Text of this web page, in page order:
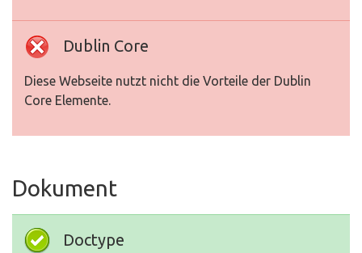
Dublin Core
Diese Webseite nutzt nicht die Vorteile der Dublin
Core Elemente.
Dokument
Doctype